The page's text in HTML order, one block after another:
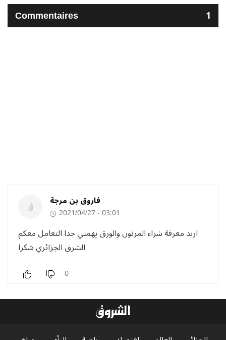
Commentaires 1
فاروق بن مرجة
2021/04/27 - 03:01
اريد معرفة شراء المرتون والورق يهمني جدا التعامل معكم
الشرق الجزائري شكرا
0